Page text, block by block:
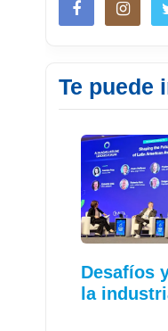
Te puede
Desafíos
la